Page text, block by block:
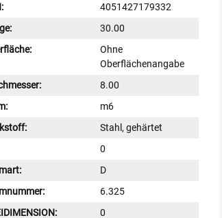
4051427179332
30.00
Ohne
Oberflächenangabe
8.00
m6
Stahl, gehärtet
0
D
6.325
0